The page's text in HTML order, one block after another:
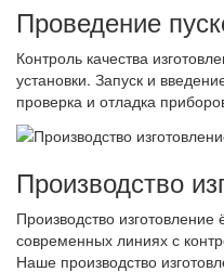
Проведение
Контроль качества
установки. Запуск и
проверка и отладка
Производство
Производство
современных линиях с
Наше производство